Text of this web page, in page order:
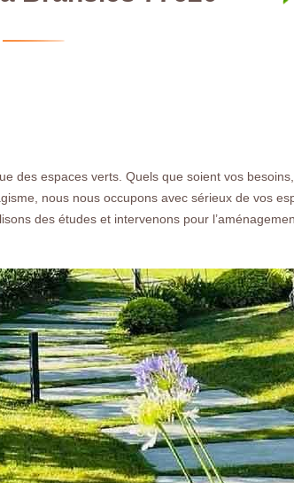
des espaces verts. Quels que soient vos
nous nous occupons avec sérieux de vos
des études et intervenons pour